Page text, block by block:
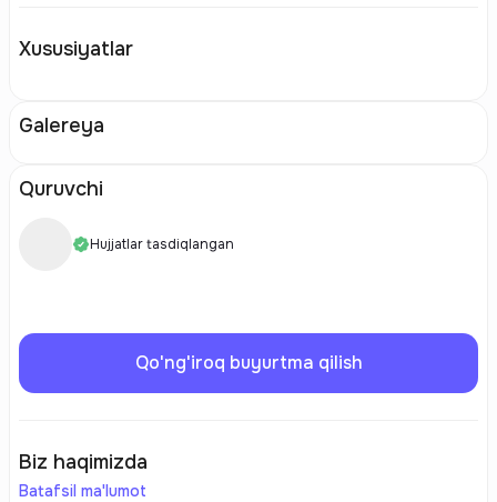
Xususiyatlar
Galereya
Quruvchi
Hujjatlar tasdiqlangan
Qo'ng'iroq buyurtma qilish
Biz haqimizda
Batafsil ma'lumot